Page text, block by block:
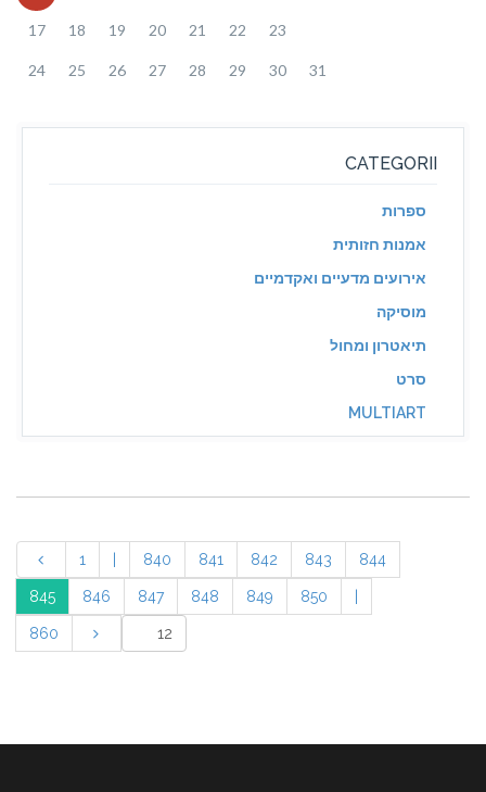
17 18 19 20 21 22 23
24 25 26 27 28 29 30 31
CATEGORII
ספרות
אמנות חזותית
אירועים מדעיים ואקדמיים
מוסיקה
תיאטרון ומחול
סרט
MULTIART
1 840 841 842 843 844
845 846 847 848 849 850
860